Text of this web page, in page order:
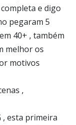
e digo
pegaram 5
40+ , também
melhor os
motivos
,
, esta primeira